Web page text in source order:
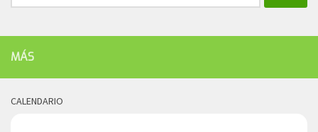
MÁS
CALENDARIO